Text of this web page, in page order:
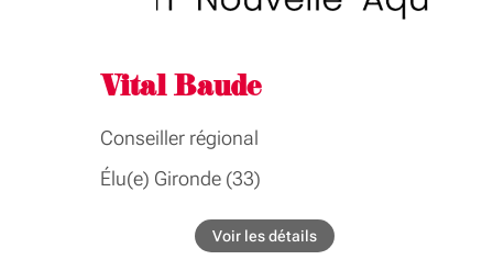
Voir les détails
Vital Baude
Conseiller régional
Élu(e) Gironde (33)
COMMISSIONS